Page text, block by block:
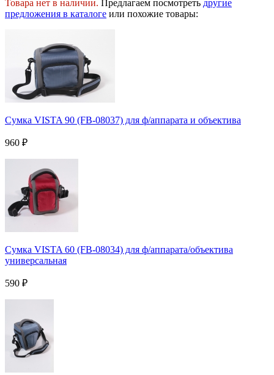
Товара нет в наличии. Предлагаем посмотреть другие
предложения в каталоге или похожие товары:
Сумка VISTA 90 (FB-08037) для ф/аппарата и объектива
960 ₽
Сумка VISTA 60 (FB-08034) для ф/аппарата/объектива
универсальная
590 ₽